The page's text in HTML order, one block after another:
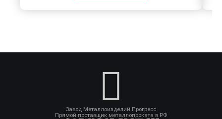
Завод Металлоизделий Прогресс
Прямой поставщик металлопроката в РФ